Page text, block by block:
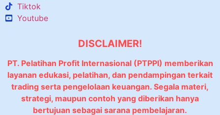
Tiktok
Youtube
DISCLAIMER!
PT. Pelatihan Profit Internasional (PTPPI) memberikan
layanan edukasi, pelatihan, dan pendampingan terkait
trading serta pengelolaan keuangan. Segala materi,
strategi, maupun contoh yang diberikan hanya
bertujuan sebagai sarana pembelajaran.